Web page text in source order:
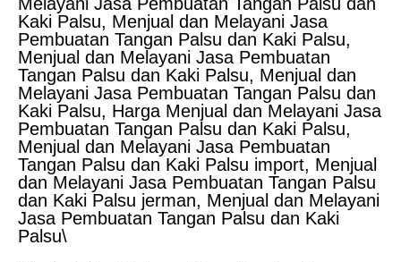
Melayani Jasa Pembuatan Tangan Palsu dan
Kaki Palsu, Menjual dan Melayani Jasa
Pembuatan Tangan Palsu dan Kaki Palsu,
Menjual dan Melayani Jasa Pembuatan
Tangan Palsu dan Kaki Palsu, Menjual dan
Melayani Jasa Pembuatan Tangan Palsu dan
Kaki Palsu, Harga Menjual dan Melayani Jasa
Pembuatan Tangan Palsu dan Kaki Palsu,
Menjual dan Melayani Jasa Pembuatan
Tangan Palsu dan Kaki Palsu import, Menjual
dan Melayani Jasa Pembuatan Tangan Palsu
dan Kaki Palsu jerman, Menjual dan Melayani
Jasa Pembuatan Tangan Palsu dan Kaki
Palsu\